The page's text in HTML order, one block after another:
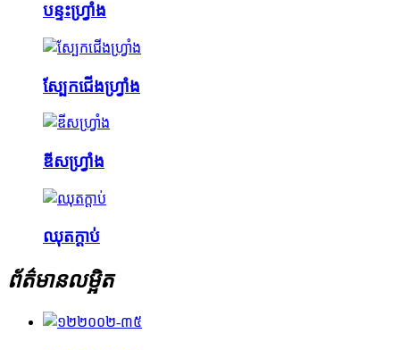
បន្ទះហ្វ្រាំង
ស្បែកជើងហ្វ្រាំង
ឌីសហ្វ្រាំង
ឈុតក្ដាប់
ព័ត៌មានលម្អិត